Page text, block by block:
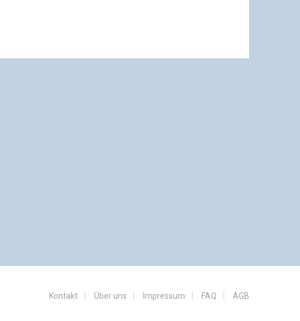
Kontakt Über uns Impressum FAQ AGB